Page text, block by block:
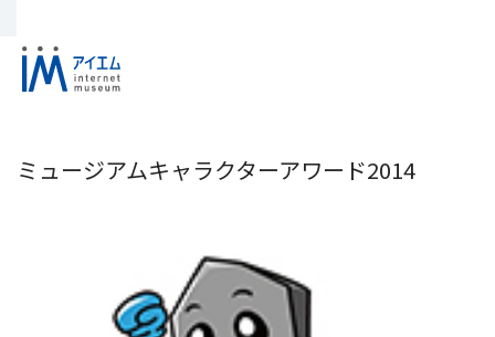
ミュージアムキャラクターアワード2014